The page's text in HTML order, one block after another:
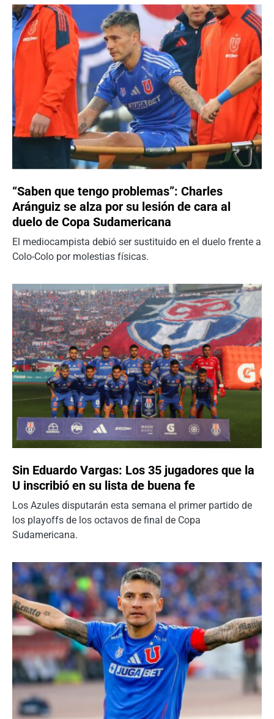
“Saben que tengo problemas”: Charles
Aránguiz se alza por su lesión de cara al
duelo de Copa Sudamericana
El mediocampista debió ser sustituido en el duelo frente a
Colo-Colo por molestias físicas.
Sin Eduardo Vargas: Los 35 jugadores que la
U inscribió en su lista de buena fe
Los Azules disputarán esta semana el primer partido de
los playoffs de los octavos de final de Copa
Sudamericana.